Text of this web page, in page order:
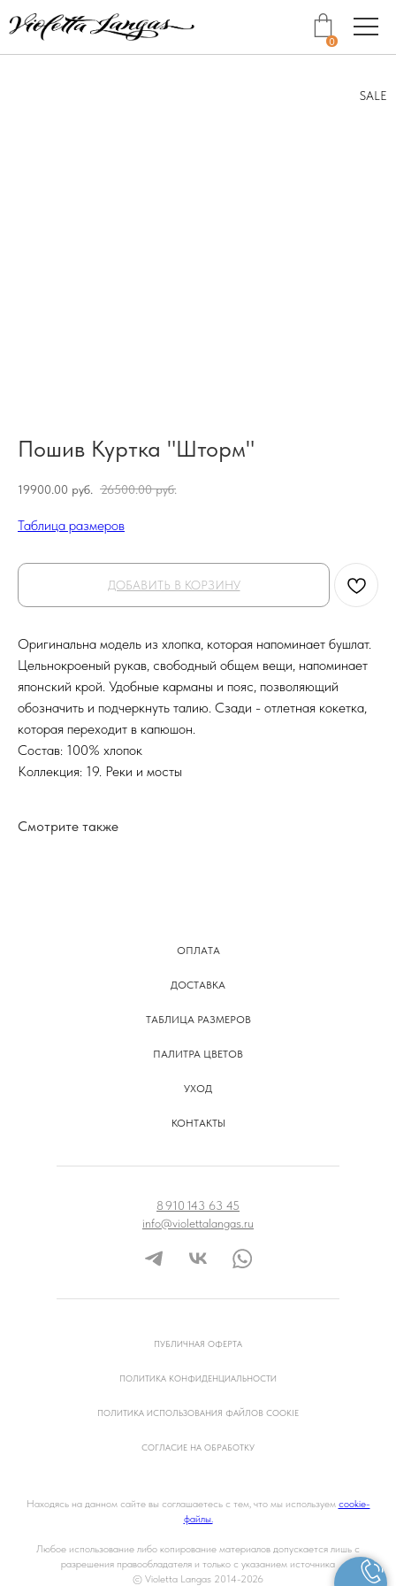
0
SALE
Пошив Куртка "Шторм"
19900.00 руб. 26500.00 руб.
Таблица размеров
ДОБАВИТЬ В КОРЗИНУ
Оригинальна модель из хлопка, которая напоминает бушлат.
Цельнокроеный рукав, свободный общем вещи, напоминает
японский крой. Удобные карманы и пояс, позволяющий
обозначить и подчеркнуть талию. Сзади - отлетная кокетка,
которая переходит в капюшон.
Состав: 100% хлопок
Коллекция: 19. Реки и мосты
Смотрите также
ОПЛАТА
ДОСТАВКА
ТАБЛИЦА РАЗМЕРОВ
ПАЛИТРА ЦВЕТОВ
УХОД
КОНТАКТЫ
8 910 143 63 45
info@violettalangas.ru
ПУБЛИЧНАЯ ОФЕРТА
ПОЛИТИКА КОНФИДЕНЦИАЛЬНОСТИ
ПОЛИТИКА ИСПОЛЬЗОВАНИЯ ФАЙЛОВ COOKIE
СОГЛАСИЕ НА ОБРАБОТКУ
Находясь на данном сайте вы соглашаетесь с тем, что мы используем cookie-
файлы.
Любое использование либо копирование материалов допускается лишь с
разрешения правообладателя и только с указанием источника
© Violetta Langas 2014-2026